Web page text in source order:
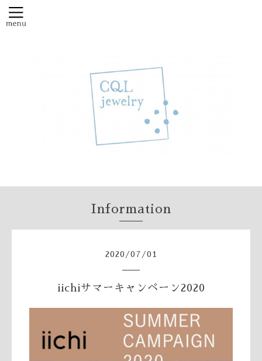
Information
2020 /07 /01
iichiサマーキャンペーン2020